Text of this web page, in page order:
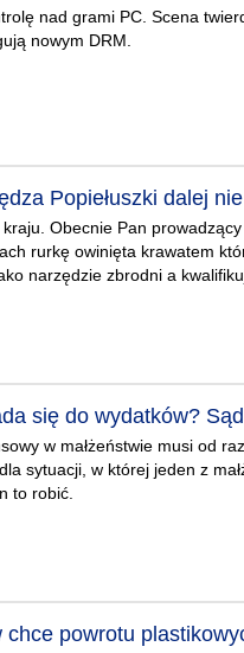
nad grami PC. Scena
nowym DRM.
Popiełuszki dalej
Obecnie Pan
rurkę owinięta krawatem
narzędzie zbrodni a
się do wydatków?
w małżeństwie musi od
sytuacji, w której jeden z
to robić.
powrotu